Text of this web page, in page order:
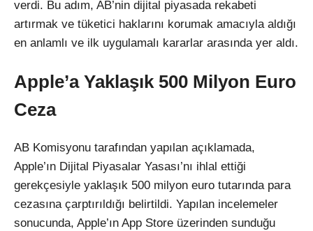
verdi. Bu adım, AB’nin dijital piyasada rekabeti
artırmak ve tüketici haklarını korumak amacıyla aldığı
en anlamlı ve ilk uygulamalı kararlar arasında yer aldı.
Apple’a Yaklaşık 500 Milyon Euro
Ceza
AB Komisyonu tarafından yapılan açıklamada,
Apple’ın Dijital Piyasalar Yasası’nı ihlal ettiği
gerekçesiyle yaklaşık 500 milyon euro tutarında para
cezasına çarptırıldığı belirtildi. Yapılan incelemeler
sonucunda, Apple’ın App Store üzerinden sunduğu